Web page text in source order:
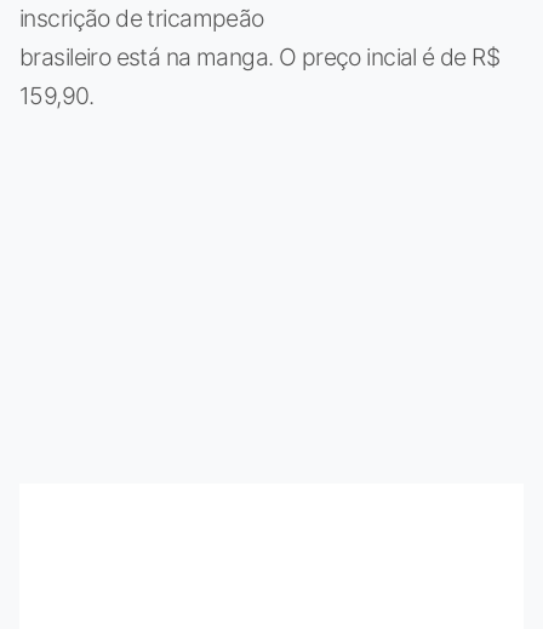
inscrição de tricampeão
brasileiro está na manga. O preço incial é de R$
159,90.